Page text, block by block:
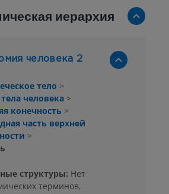
иерархия
человека 2
тело >
человека >
конечность >
часть верхней
>
структуры: Нет
терминов,